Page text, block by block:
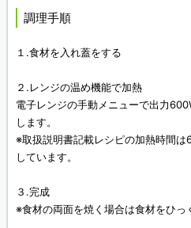
調理手順
１.食材を入れ蓋をする
２.レンジの温め機能で加熱
電子レンジの手動メニューで出力
します。
※取扱説明書記載レシピの加熱時間
しています。
３.完成
※食材の両面を焼く場合は食材をひっ